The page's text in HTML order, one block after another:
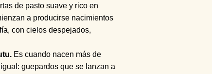
de pasto suave y rico en
a producirse nacimientos
con cielos despejados,
Es cuando nacen más de
guepardos que se lanzan a